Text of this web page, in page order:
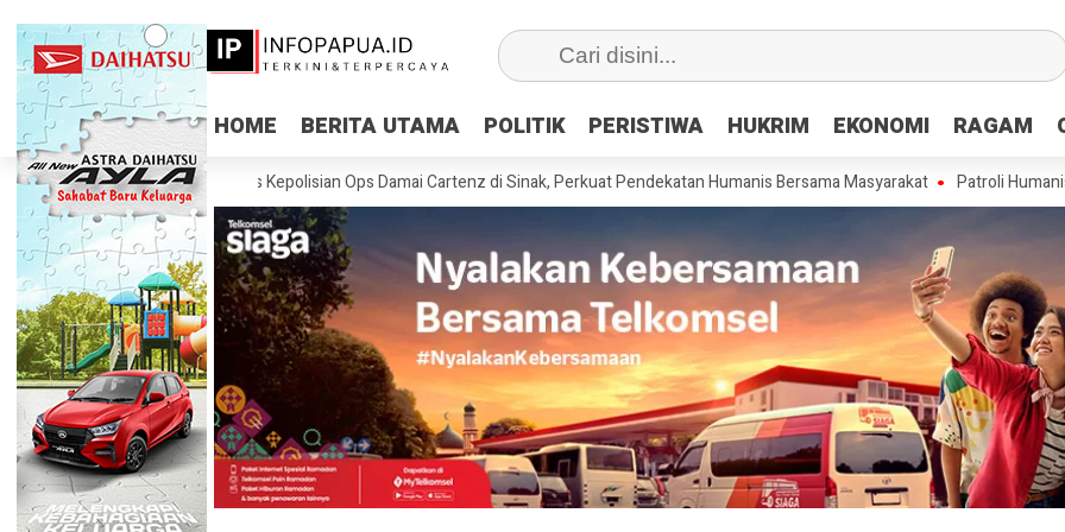
HOME BERITA UTAMA POLITIK PERISTIWA HUKRIM EKONOMI RAGAM
HOME BERITA UTAMA POLITIK PERISTIWA HUKRIM EKONOMI RAGAM
Tinjau Pos Satgas Kepolisian Ops Damai Cartenz di Sinak, Perkuat Pendekatan Humanis Bersama Masyarakat Patroli Humanis Satgas